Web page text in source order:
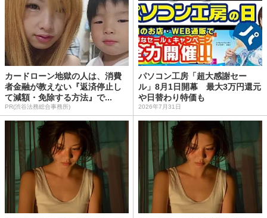
カードローン地獄の人は、消費
者金融が教えない『返済停止し
て減額・免除する方法』で...
PR(渋谷法務総合事務所)
パソコン工房「超大感謝セー
ル」8月1日開幕 最大3万円還元
や日替わり特価も
2026年7月31日